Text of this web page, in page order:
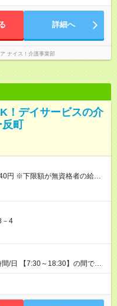
詳細へ
ナイス！介護事業部
！デイサービスの介
反町
円 ※下限額が無資格者の給与
。
－4
/日 【7:30～18:30】の間で応
） 8:00～17:00（フルタイム）
サービスによる）